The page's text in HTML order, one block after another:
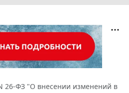
26-ФЗ "О внесении изменений в